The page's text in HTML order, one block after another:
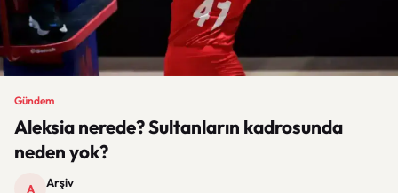
Gündem
Aleksia nerede? Sultanların kadrosunda
neden yok?
A Arşiv